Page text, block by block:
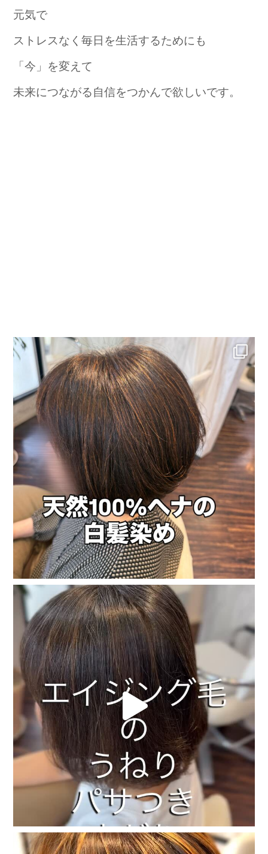
元気で
ストレスなく毎日を生活するためにも
「今」を変えて
未来につながる自信をつかんで欲しいです。